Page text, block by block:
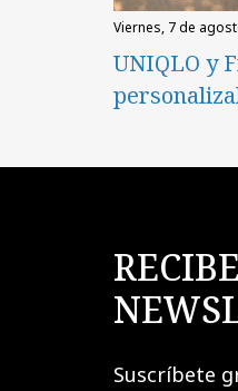
viernes, 7 de
UNIQLO y
Suscríbete